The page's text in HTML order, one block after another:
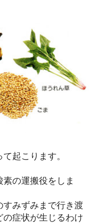
起こります。
の運搬役をしま
みずみまで行き渡
の症状が生じるわけ